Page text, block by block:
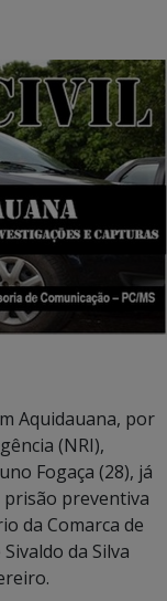
Aquidauana, por
(NRI),
Fogaça (28), já
prisão preventiva
da Comarca de
da Silva